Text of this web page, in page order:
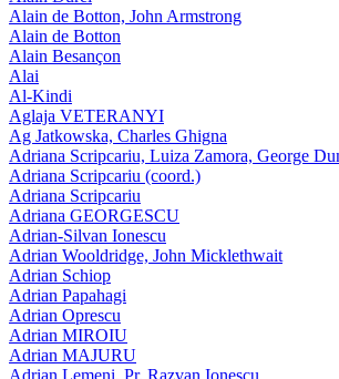
Alain de Botton, John Armstrong
Alain de Botton
Alain Besançon
Alai
Al-Kindi
Aglaja VETERANYI
Ag Jatkowska, Charles Ghigna
Adriana Scripcariu, Luiza Zamora, George
Adriana Scripcariu (coord.)
Adriana Scripcariu
Adriana GEORGESCU
Adrian-Silvan Ionescu
Adrian Wooldridge, John Micklethwait
Adrian Schiop
Adrian Papahagi
Adrian Oprescu
Adrian MIROIU
Adrian MAJURU
Adrian Lemeni, Pr. Razvan Ionescu